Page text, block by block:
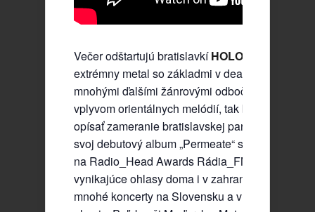
Večer odštartujú bratislavkíHOLOTROPIC
extrémny metal so základmi v death metale, ale
mnohými ďalšími žánrovými odbočkami a silným
vplyvom orientálnych melódií, tak by sa dalo v
opísať zameranie bratislavskej partie
svoj debutový album „Permeate“ si zaslúžili
na Radio_Head Awards Rádia_FM rovnako ako
vynikajúce ohlasy doma i v zahraničí. Odohrali
mnohé koncerty na Slovensku a v Čechách,